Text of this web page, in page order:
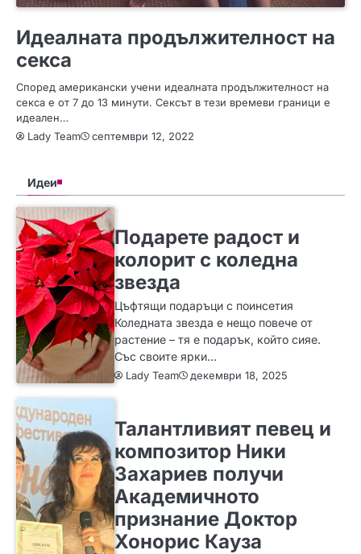
Идеалната продължителност на
секса
Според американски учени идеалната продължителност на
секса е от 7 до 13 минути. Сексът в тези времеви граници е
идеален…
Lady Team
септември 12, 2022
Идеи
Подарете радост и
колорит с коледна
звезда
Цъфтящи подаръци с поинсетия
Коледната звезда е нещо повече от
растение – тя е подарък, който сияе.
Със своите ярки…
Lady Team декември 18, 2025
Талантливият певец и
композитор Ники
Захариев получи
Академичното
признание Доктор
Хонорис Кауза